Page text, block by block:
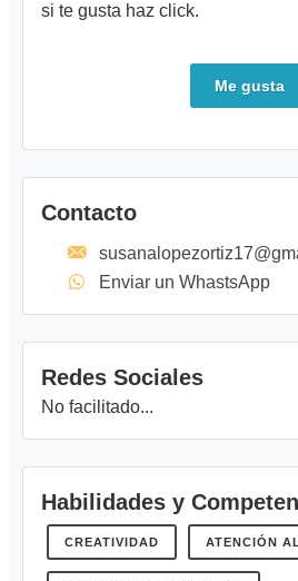
si te gusta haz click.
Me gusta
Contacto
Enviar un WhastsApp
Redes Sociales
No facilitado...
Habilidades y
CREATIVIDAD ATENCIÓN